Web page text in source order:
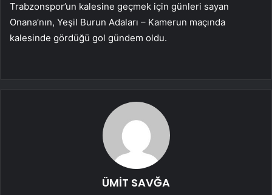
Trabzonspor’un kalesine geçmek için günleri sayan
Onana’nın, Yeşil Burun Adaları – Kamerun maçında
kalesinde gördüğü gol gündem oldu.
ÜMİT SAVĞA